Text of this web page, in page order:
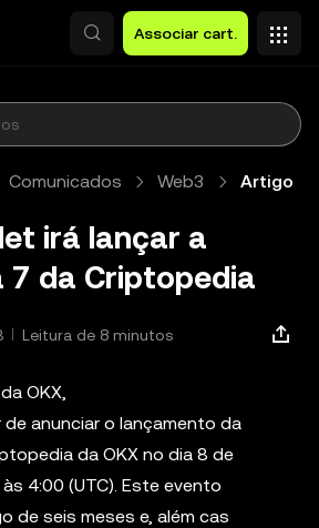
Associar cart.
Comunicados Web3 Artigo
irá lançar a
7 da Criptopedia
Leitura de 8 minutos
OKX,
de anunciar o lançamento da
da OKX no dia 8 de
4:00 (UTC). Este evento
de seis meses e, além cas